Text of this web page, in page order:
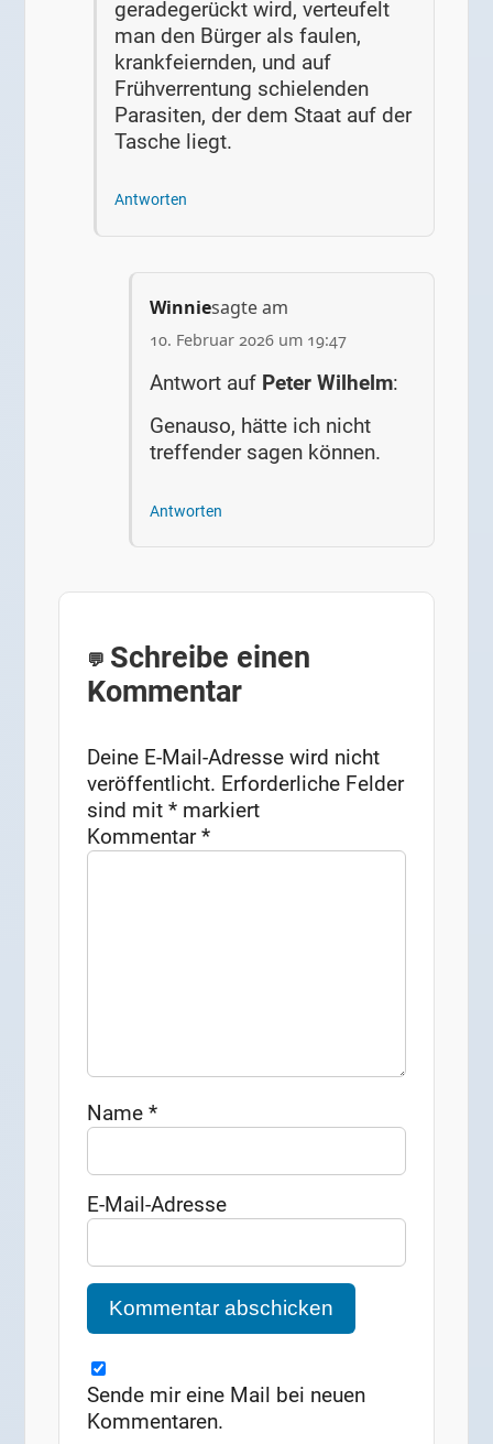
geradegerückt wird, verteufelt
man den Bürger als faulen,
krankfeiernden, und auf
Frühverrentung schielenden
Parasiten, der dem Staat auf der
Tasche liegt.
Antworten
Winniesagte am
10. Februar 2026 um 19:47
Antwort auf Peter Wilhelm:
Genauso, hätte ich nicht
treffender sagen können.
Antworten
Schreibe einen
Kommentar
Deine E-Mail-Adresse wird nicht
veröffentlicht. Erforderliche Felder
sind mit* markiert
Kommentar*
Name*
E-Mail-Adresse
Sende mir eine Mail bei neuen
Kommentaren.